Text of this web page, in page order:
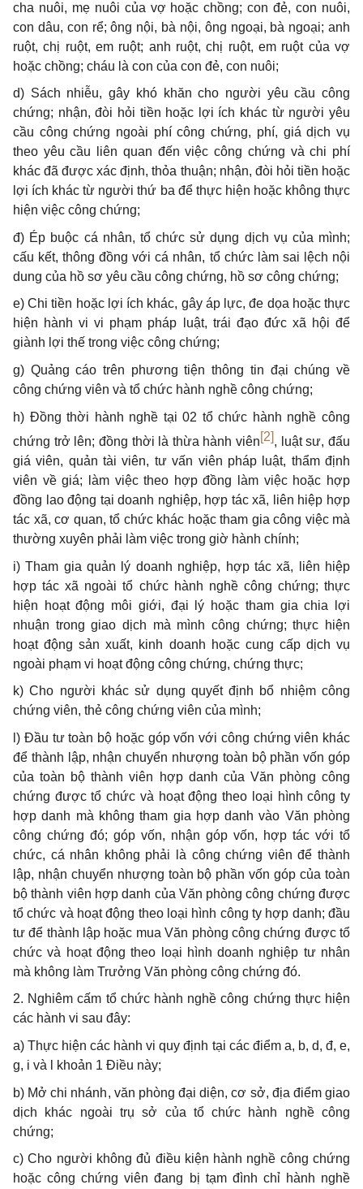
cha nuôi, mẹ nuôi của vợ hoặc chồng; con đẻ, con nuôi,
con dâu, con rể; ông nội, bà nội, ông ngoại, bà ngoại; anh
ruột, chị ruột, em ruột; anh ruột, chị ruột, em ruột của vợ
hoặc chồng; cháu là con của con đẻ, con nuôi;
d) Sách nhiễu, gây khó khăn cho người yêu cầu công
chứng; nhận, đòi hỏi tiền hoặc lợi ích khác từ người yêu
cầu công chứng ngoài phí công chứng, phí, giá dịch vụ
theo yêu cầu liên quan đến việc công chứng và chi phí
khác đã được xác định, thỏa thuận; nhận, đòi hỏi tiền hoặc
lợi ích khác từ người thứ ba để thực hiện hoặc không thực
hiện việc công chứng;
đ) Ép buộc cá nhân, tổ chức sử dụng dịch vụ của mình;
cấu kết, thông đồng với cá nhân, tổ chức làm sai lệch nội
dung của hồ sơ yêu cầu công chứng, hồ sơ công chứng;
e) Chi tiền hoặc lợi ích khác, gây áp lực, đe dọa hoặc thực
hiện hành vi vi phạm pháp luật, trái đạo đức xã hội để
giành lợi thế trong việc công chứng;
g) Quảng cáo trên phương tiện thông tin đại chúng về
công chứng viên và tổ chức hành nghề công chứng;
h) Đồng thời hành nghề tại 02 tổ chức hành nghề công
chứng trở lên; đồng thời là thừa hành viên[2], luật sư, đấu
giá viên, quản tài viên, tư vấn viên pháp luật, thẩm định
viên về giá; làm việc theo hợp đồng làm việc hoặc hợp
đồng lao động tại doanh nghiệp, hợp tác xã, liên hiệp hợp
tác xã, cơ quan, tổ chức khác hoặc tham gia công việc mà
thường xuyên phải làm việc trong giờ hành chính;
i) Tham gia quản lý doanh nghiệp, hợp tác xã, liên hiệp
hợp tác xã ngoài tổ chức hành nghề công chứng; thực
hiện hoạt động môi giới, đại lý hoặc tham gia chia lợi
nhuận trong giao dịch mà mình công chứng; thực hiện
hoạt động sản xuất, kinh doanh hoặc cung cấp dịch vụ
ngoài phạm vi hoạt động công chứng, chứng thực;
k) Cho người khác sử dụng quyết định bổ nhiệm công
chứng viên, thẻ công chứng viên của mình;
l) Đầu tư toàn bộ hoặc góp vốn với công chứng viên khác
để thành lập, nhận chuyển nhượng toàn bộ phần vốn góp
của toàn bộ thành viên hợp danh của Văn phòng công
chứng được tổ chức và hoạt động theo loại hình công ty
hợp danh mà không tham gia hợp danh vào Văn phòng
công chứng đó; góp vốn, nhận góp vốn, hợp tác với tổ
chức, cá nhân không phải là công chứng viên để thành
lập, nhận chuyển nhượng toàn bộ phần vốn góp của toàn
bộ thành viên hợp danh của Văn phòng công chứng được
tổ chức và hoạt động theo loại hình công ty hợp danh; đầu
tư để thành lập hoặc mua Văn phòng công chứng được tổ
chức và hoạt động theo loại hình doanh nghiệp tư nhân
mà không làm Trưởng Văn phòng công chứng đó.
2. Nghiêm cấm tổ chức hành nghề công chứng thực hiện
các hành vi sau đây:
a) Thực hiện các hành vi quy định tại các điểm a, b, d, đ, e,
g, i và l khoản 1 Điều này;
b) Mở chi nhánh, văn phòng đại diện, cơ sở, địa điểm giao
dịch khác ngoài trụ sở của tổ chức hành nghề công
chứng;
c) Cho người không đủ điều kiện hành nghề công chứng
hoặc công chứng viên đang bị tạm đình chỉ hành nghề